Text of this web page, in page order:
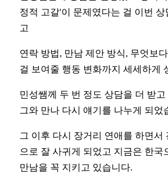
정적 고갈'이 문제였다는 걸 이번 상
고
연락 방법, 만남 제안 방식, 무엇보
걸 보여줄 행동 변화까지 세세하게
민성쌤께 두 번 정도 상담을 더 받고
그와 만나 다시 얘기를 나누게 되었
그 이후 다시 장거리 연애를 하면서
으로 잘 사귀게 되었고 지금은 한국
만남을 꼭 지키고 있습니다.